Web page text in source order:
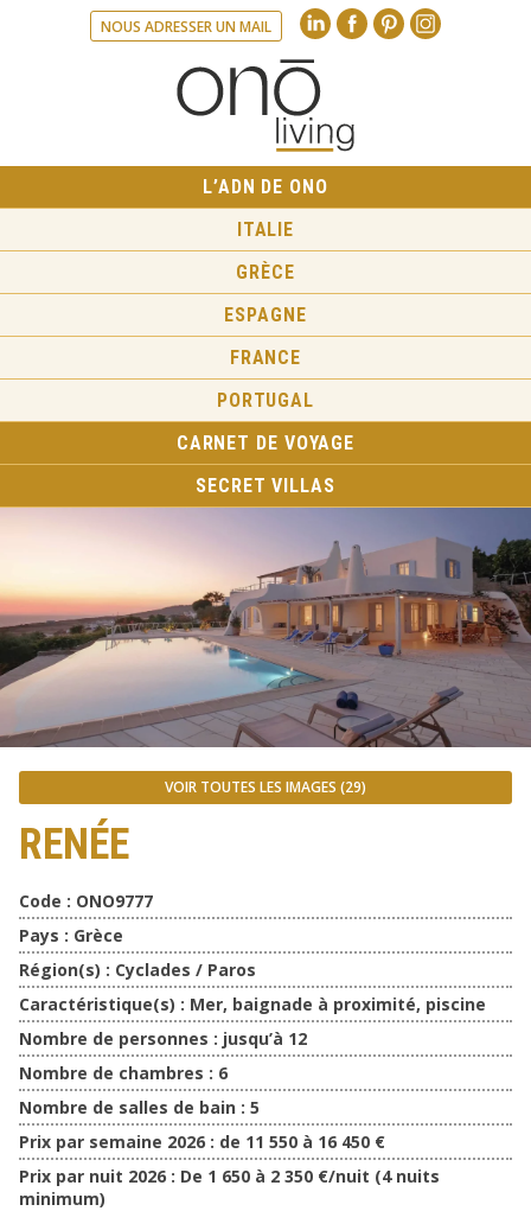
NOUS ADRESSER UN MAIL Linkedin
L’ADN DE ONO
ITALIE
GRÈCE
ESPAGNE
FRANCE
PORTUGAL
CARNET DE VOYAGE
SECRET VILLAS
VOIR TOUTES LES IMAGES (29)
RENÉE
Code : ONO9777
Pays : Grèce
Région(s) : Cyclades / Paros
Caractéristique(s) : Mer, baignade à proximité, piscine
Nombre de personnes : jusqu’à 12
Nombre de chambres : 6
Nombre de salles de bain : 5
Prix par semaine 2026 : de 11 550 à 16 450 €
Prix par nuit 2026 : De 1 650 à 2 350 €/nuit (4 nuits
minimum)